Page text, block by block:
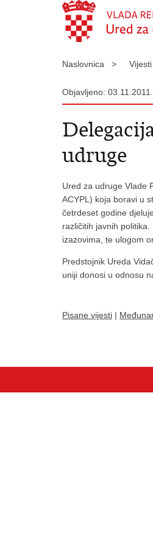
Naslovnica >
Objavljeno: 03.11.2011.
udruge
Ured za udruge Vlade
ACYPL) koja boravi u
četrdeset godine
različitih javnih
izazovima, te ulogom
Predstojnik Ureda
uniji donosi u odnosu
Pisane vijesti |